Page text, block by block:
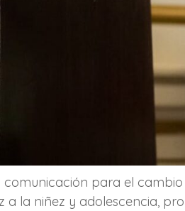
para el
a la niñez y adolescencia,